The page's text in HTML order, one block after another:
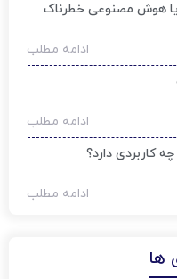
هوش مصنوعی خطرناک
ادامه مطلب
ادامه مطلب
کاربردی دارد؟
ادامه مطلب
ها